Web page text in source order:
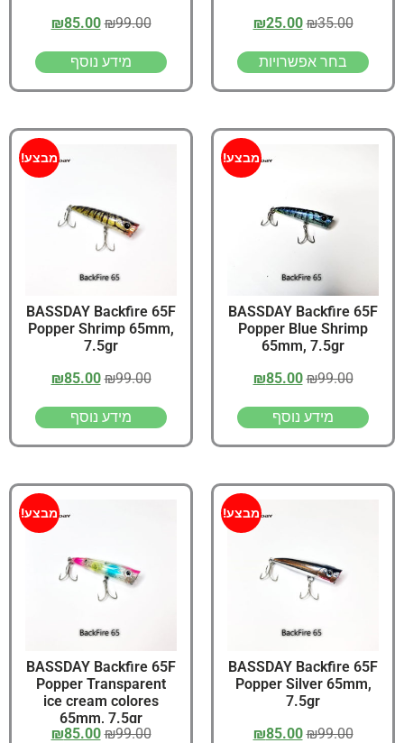
₪35.00
₪25.00
בחר אפשרויות
₪99.00
₪85.00
מידע נוסף
מבצע!
BASSDAY Backfire 65F
Popper Blue Shrimp
65mm, 7.5gr
₪99.00
₪85.00
מידע נוסף
מבצע!
BASSDAY Backfire 65F
Popper Shrimp 65mm,
7.5gr
₪99.00
₪85.00
מידע נוסף
מבצע!
BASSDAY Backfire 65F
Popper Silver 65mm,
7.5gr
₪99.00
₪85.00
מבצע!
BASSDAY Backfire 65F
Popper Transparent
ice cream colores
65mm, 7.5gr
₪99.00
₪85.00